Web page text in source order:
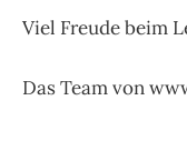
Viel Freude beim
Das Team von